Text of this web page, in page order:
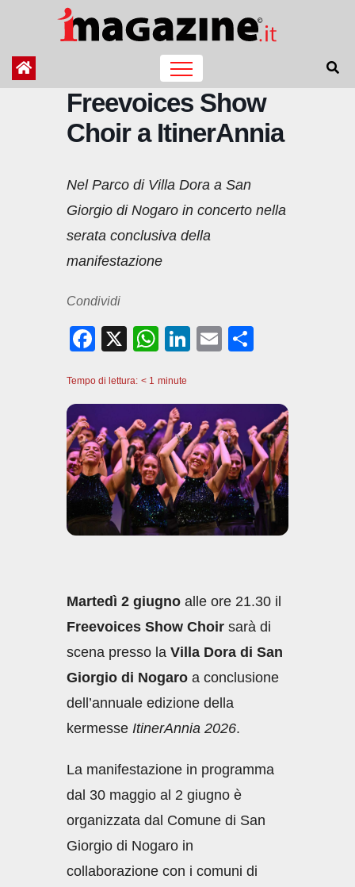
contenuto
Freevoices Show
Choir a ItinerAnnia
Nel Parco di Villa Dora a San
Giorgio di Nogaro in concerto nella
serata conclusiva della
manifestazione
Condividi
F
c
b
o
o
k
X
W
at
s
A
p
p
Li
e
dI
n
E
di
vi
di
Tempo di lettura: < 1 minute
Martedì 2 giugno alle ore 21.30 il
Freevoices Show Choir sarà di
scena presso la Villa Dora di San
Giorgio di Nogaro a conclusione
dell’annuale edizione della
kermesse ItinerAnnia 2026.
La manifestazione in programma
dal 30 maggio al 2 giugno è
organizzata dal Comune di San
Giorgio di Nogaro in
collaborazione con i comuni di